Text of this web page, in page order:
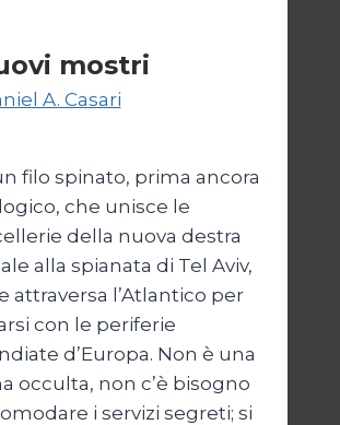
robusta
Costituzione
mostri
A. Casari
filo spinato, prima ancora
che unisce le
della nuova destra
alla spianata di Tel Aviv,
attraversa l’Atlantico per
con le periferie
d’Europa. Non è una
occulta, non c’è bisogno
i servizi segreti; si